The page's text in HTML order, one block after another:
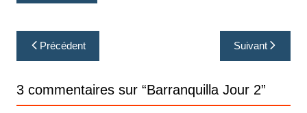
Navigation
de
l’article
Précédent Suivant
3 commentaires sur “Barranquilla Jour 2”